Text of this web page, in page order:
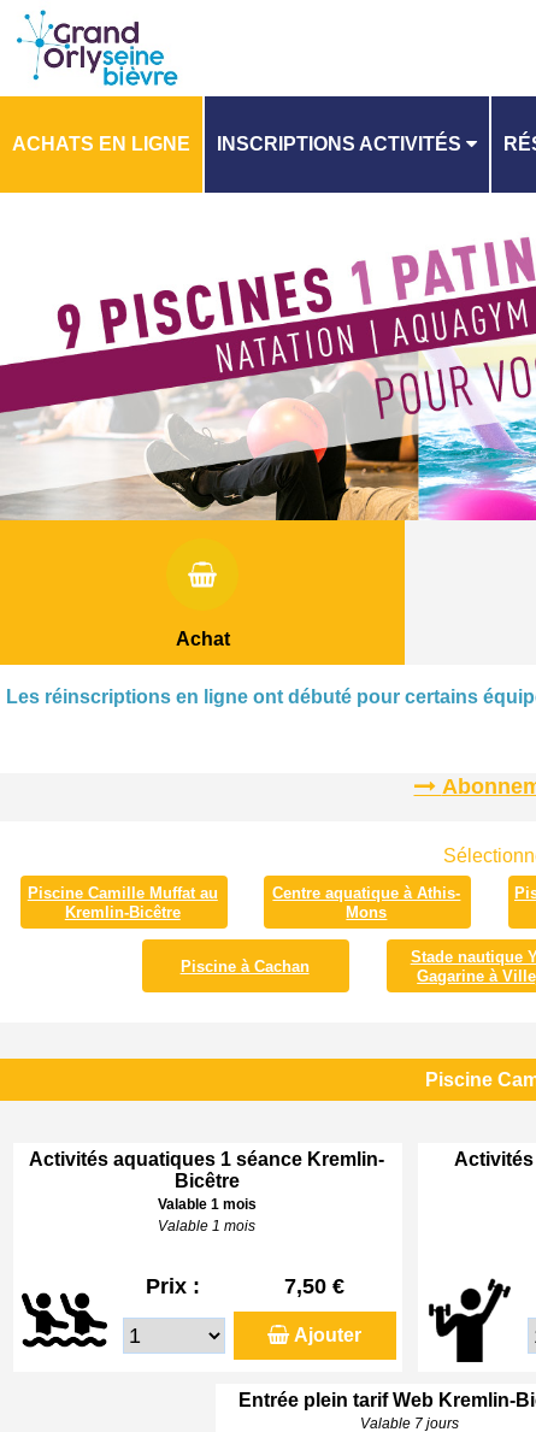
ACHATS EN LIGNE INSCRIPTIONS ACTIVITÉS
Achat
Les réinscriptions en ligne ont débuté pour certains
Piscine Camille Muffat au
Kremlin-Bicêtre
Centre aquatique à Athis-
Mons
Piscine à Cachan
Stade nautique
Gagarine à
Piscine
Activités aquatiques 1 séance Kremlin-
Bicêtre
Valable 1 mois
Valable 1 mois
Prix : 7,50 €
Ajouter
Activités
Entrée plein tarif Web Kremlin-
Valable 7 jours